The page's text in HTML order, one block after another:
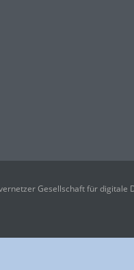
Gesellschaft für digitale